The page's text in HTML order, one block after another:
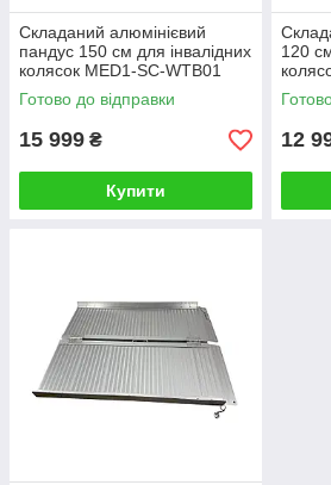
Складаний алюмінієвий
пандус 150 см для інвалідних
колясок MED1-SC-WTB01
Готово до відправки
15 999 ₴
Купити
120
12